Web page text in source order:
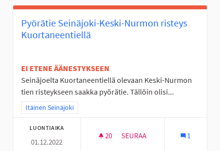
Pyörätie Seinäjoki-Keski-Nurmon risteys
Kuortaneentiellä
EI ETENE ÄÄNESTYKSEEN
Seinäjoelta Kuortaneentiellä olevaan Keski-Nurmon
tien risteykseen saakka pyörätie. Tällöin olisi...
Rajaa tulokset teeman mukaan: Itäinen Seinäjoki
Itäinen Seinäjoki
LUONTIAIKA
01.12.2022
20 20 SEURAAJAA
SEURAA 1